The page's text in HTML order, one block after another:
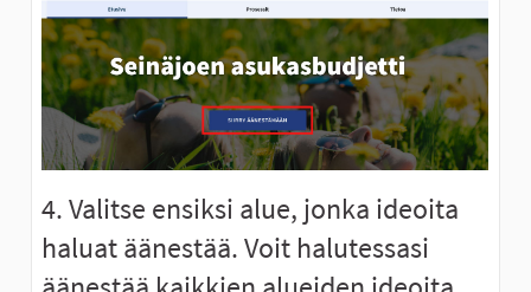
4. Valitse ensiksi alue, jonka ideoita
haluat äänestää. Voit halutessasi